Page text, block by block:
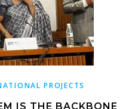
PROJECTS
IS THE BACKBONE